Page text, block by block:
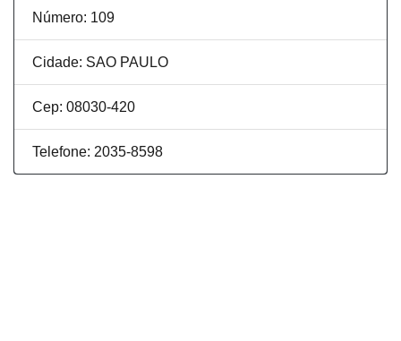
Número: 109
Cidade: SAO PAULO
Cep: 08030-420
Telefone: 2035-8598